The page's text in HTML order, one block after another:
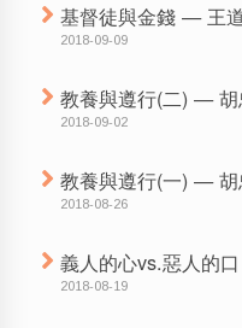
基督徒與金錢 — 王
2018-09-09
教養與遵行(二) — 胡
2018-09-02
教養與遵行(一) — 胡
2018-08-26
義人的心vs.惡人的
2018-08-19